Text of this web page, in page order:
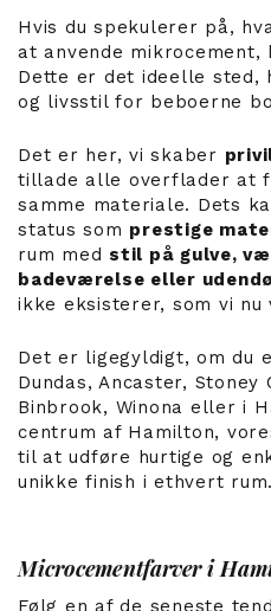
Hvis du spekulerer på,
at anvende mikrocement,
Dette er det ideelle sted,
og livsstil for beboerne
Det er her, vi skaber
tillade alle overflader at
samme materiale. Dets
status som prestige
rum med stil på gulve,
badeværelse eller
ikke eksisterer, som vi nu
Det er ligegyldigt, om du
Dundas, Ancaster, Stoney
Binbrook, Winona eller i
centrum af Hamilton,
til at udføre hurtige og
unikke finish i ethvert rum.
Microcementfarver i
Følg en af de seneste